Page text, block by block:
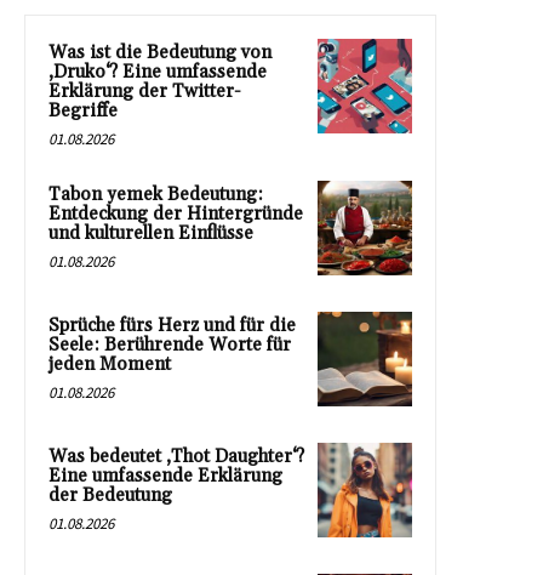
Was ist die Bedeutung von
‚Druko‘? Eine umfassende
Erklärung der Twitter-
Begriffe
01.08.2026
Tabon yemek Bedeutung:
Entdeckung der Hintergründe
und kulturellen Einflüsse
01.08.2026
Sprüche fürs Herz und für die
Seele: Berührende Worte für
jeden Moment
01.08.2026
Was bedeutet ‚Thot Daughter‘?
Eine umfassende Erklärung
der Bedeutung
01.08.2026